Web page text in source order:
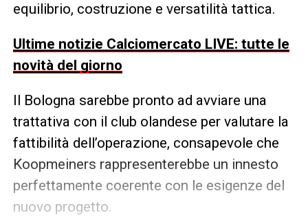
equilibrio, costruzione e versatilità tattica.
Ultime notizie Calciomercato LIVE: tutte le
novità del giorno
Il Bologna sarebbe pronto ad avviare una
trattativa con il club olandese per valutare la
fattibilità dell’operazione, consapevole che
Koopmeiners rappresenterebbe un innesto
perfettamente coerente con le esigenze del
nuovo progetto.